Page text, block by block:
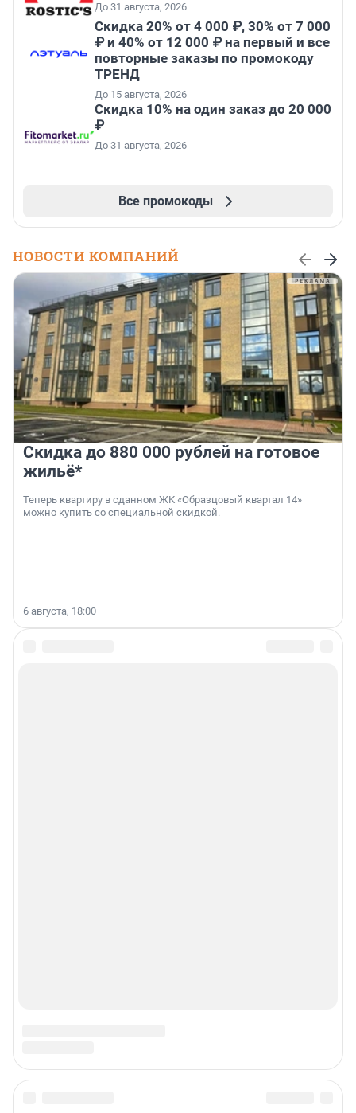
До 31 августа, 2026
Скидка 20% от 4 000 ₽, 30% от 7 000
₽ и 40% от 12 000 ₽ на первый и все
повторные заказы по промокоду
ТРЕНД
До 15 августа, 2026
Скидка 10% на один заказ до 20 000
₽
До 31 августа, 2026
Все промокоды
НОВОСТИ КОМПАНИЙ
Скидка до 880 000 рублей на готовое
жильё*
Теперь квартиру в сданном ЖК «Образцовый квартал 14»
можно купить со специальной скидкой.
6 августа, 18:00